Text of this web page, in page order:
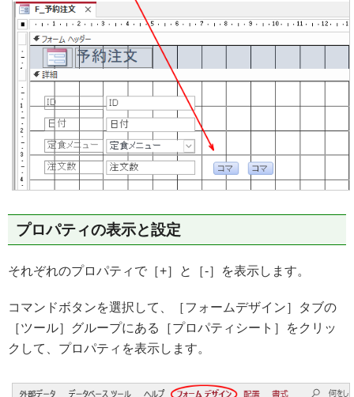
プロパティの表示と設定
それぞれのプロパティで［+］と［-］を表示します。
コマンドボタンを選択して、［フォームデザイン］タブの
［ツール］グループにある［プロパティシート］をクリッ
クして、プロパティを表示します。